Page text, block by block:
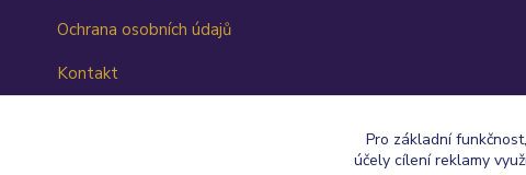
Ochrana osobních údajů
Kontakt
Pro základní
účely cílení reklamy